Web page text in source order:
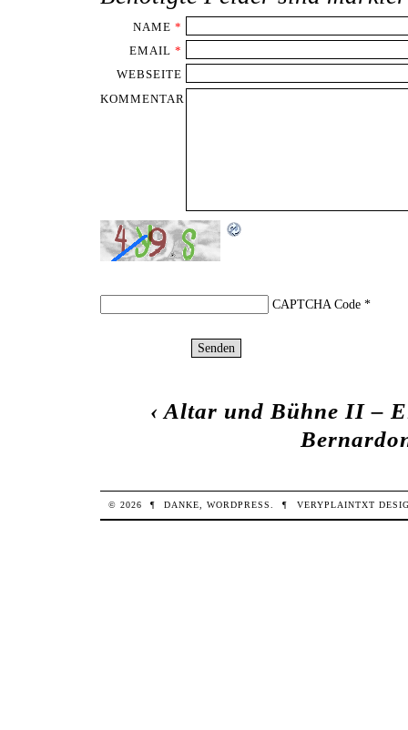
NAME *
EMAIL *
WEBSEITE
KOMMENTAR
CAPTCHA Code*
‹ Altar und Bühne II –
© 2026 ¶ DANKE,WORDPRESS. ¶ VERYPLAINTXT